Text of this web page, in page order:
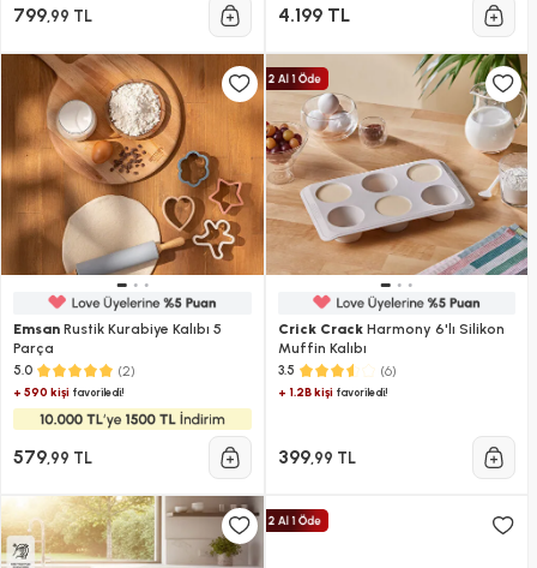
799,99 TL 4.199 TL
Emsan Rustik Kurabiye Kalıbı 5
Parça
5.0 (2)
+ 590 kişi favoriledi!
579,99 TL
Crick CrackHarmony 6'lı Silikon
Muffin Kalıbı
3.5 (6)
+ 1.2B kişifavoriledi!
399,99 TL